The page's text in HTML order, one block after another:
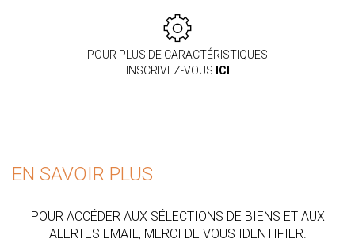
POUR PLUS DE CARACTÉRISTIQUES
INSCRIVEZ-VOUS ICI
EN SAVOIR PLUS
POUR ACCÉDER AUX SÉLECTIONS DE BIENS ET AUX
ALERTES EMAIL, MERCI DE VOUS IDENTIFIER.